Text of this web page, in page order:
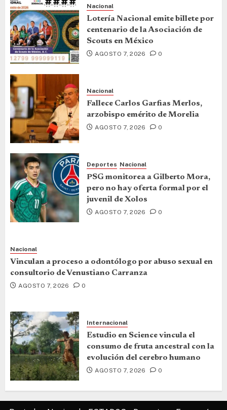
Nacional
Lotería Nacional emite billete por
centenario de la Asociación de
Scouts en México
AGOSTO 7, 2026 0
Nacional
Fallece Carlos Garfias Merlos,
arzobispo emérito de Morelia
AGOSTO 7, 2026 0
Deportes Nacional
PSG monitorea a Gilberto Mora,
pero no hay oferta formal por el
juvenil de Xolos
AGOSTO 7, 2026 0
Nacional
Vinculan a proceso a odontólogo por abuso sexual en
consultorio de Venustiano Carranza
AGOSTO 7, 2026 0
Internacional
Estudio en Science vincula el
consumo de fruta ancestral con la
evolución del cerebro humano
AGOSTO 7, 2026 0